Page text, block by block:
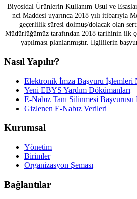
Biyosidal Ürünlerin Kullanım Usul ve
nci Maddesi uyarınca 2018 yılı itibarıyla
geçerlilik süresi dolmuş/dolacak olan
Müdürlüğümüz tarafından 2018 tarihinin ilk
yapılması planlanmıştır. İlgililerin
Nasıl Yapılır?
Elektronik İmza Başvuru İşlemleri
Yeni EBYS Yardım Dökümanları
E-Nabız Tanı Silinmesi Başvurusu
Gizlenen E-Nabız Verileri
Kurumsal
Yönetim
Birimler
Organizasyon Şeması
Bağlantılar